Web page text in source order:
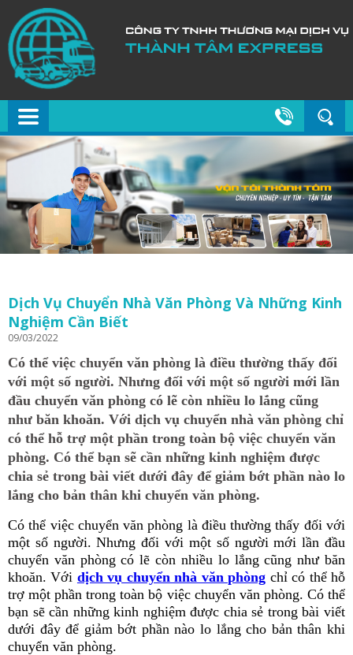
Dịch Vụ Chuyển Nhà Văn Phòng Và Những Kinh
Nghiệm Cần Biết
09/03/2022
Có thể việc chuyển văn phòng là điều thường thấy đối
với một số người. Nhưng đối với một số người mới lần
đầu chuyển văn phòng có lẽ còn nhiều lo lắng cũng
như băn khoăn. Với dịch vụ chuyển nhà văn phòng chỉ
có thể hỗ trợ một phần trong toàn bộ việc chuyển văn
phòng. Có thể bạn sẽ cần những kinh nghiệm được
chia sẻ trong bài viết dưới đây để giảm bớt phần nào lo
lắng cho bản thân khi chuyển văn phòng.
Có thể việc chuyển văn phòng là điều thường thấy đối với
một số người. Nhưng đối với một số người mới lần đầu
chuyển văn phòng có lẽ còn nhiều lo lắng cũng như băn
khoăn. Với dịch vụ chuyển nhà văn phòng chỉ có thể hỗ
trợ một phần trong toàn bộ việc chuyển văn phòng. Có thể
bạn sẽ cần những kinh nghiệm được chia sẻ trong bài viết
dưới đây để giảm bớt phần nào lo lắng cho bản thân khi
chuyển văn phòng.